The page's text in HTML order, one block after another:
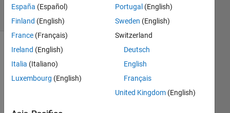
Visualizzazioni
(30 giorni)
España (Español)
Finland (English)
France (Français)
Ireland (English)
Italia (Italiano)
Luxembourg (English)
Portugal (English)
Sweden (English)
Switzerland
Deutsch
English
Français
United Kingdom(English)